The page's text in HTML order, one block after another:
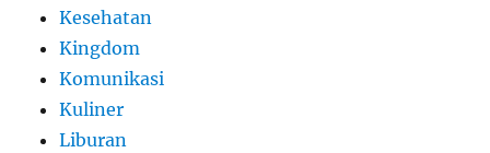
Kesehatan
Kingdom
Komunikasi
Kuliner
Liburan